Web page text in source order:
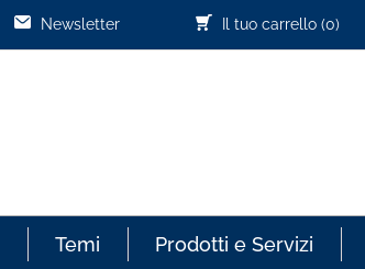
Il tuo carrello (0)
Newsletter
Temi Prodotti e Servizi